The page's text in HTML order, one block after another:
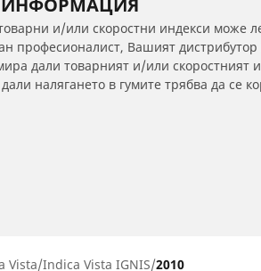
и/или скоростни индекси може
професионалист, Вашият
дали товарният и/или скоростният
налягането в гумите трябва да се
Vista Indica Vista IGNIS 2010